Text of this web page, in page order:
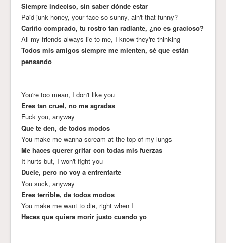
Siempre indeciso, sin saber dónde estar
Paid junk honey, your face so sunny, ain't that funny?
Cariño comprado, tu rostro tan radiante, ¿no es gracioso?
All my friends always lie to me, I know they're thinking
Todos mis amigos siempre me mienten, sé que están
pensando
You're too mean, I don't like you
Eres tan cruel, no me agradas
Fuck you, anyway
Que te den, de todos modos
You make me wanna scream at the top of my lungs
Me haces querer gritar con todas mis fuerzas
It hurts but, I won't fight you
Duele, pero no voy a enfrentarte
You suck, anyway
Eres terrible, de todos modos
You make me want to die, right when I
Haces que quiera morir justo cuando yo